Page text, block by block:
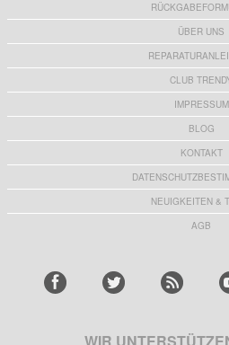
ÜBER UNS
CLUB
IMPRESSUM
BLOG
KONTAKT
NEUIGKEITEN &
AGB